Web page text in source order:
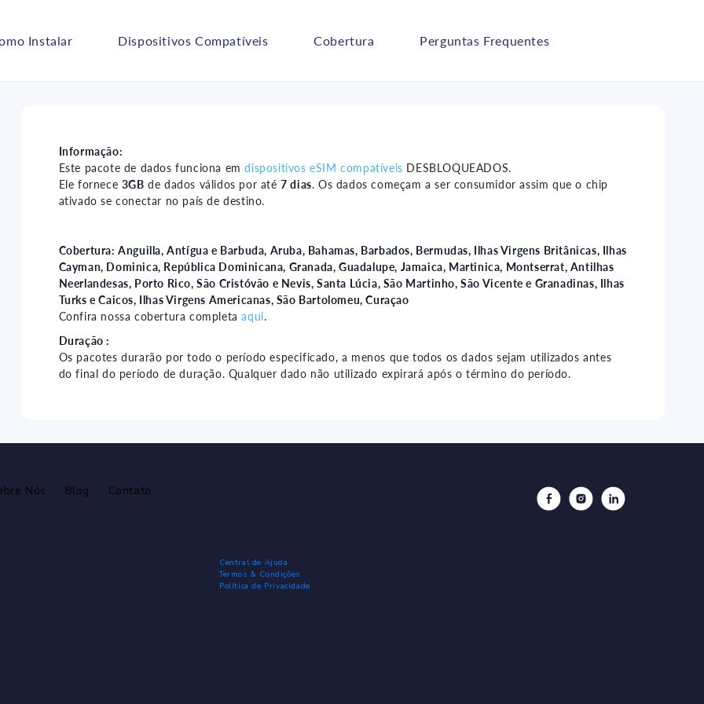
Instalar Dispositivos Compatíveis Cobertura Perguntas Frequentes
Informação:
Este pacote de dados funciona emdispositivos eSIM compatíveis DESBLOQUEADOS.
Ele fornece 3GB de dados válidos por até7 dias. Os dados começam a ser consumidor assim que o chip
ativado se conectar no país de destino.
Cobertura:Anguilla, Antígua e Barbuda, Aruba, Bahamas, Barbados, Bermudas, Ilhas Virgens Britânicas, Ilhas
Cayman, Dominica, República Dominicana, Granada, Guadalupe, Jamaica, Martinica, Montserrat, Antilhas
Neerlandesas, Porto Rico, São Cristóvão e Nevis, Santa Lúcia, São Martinho, São Vicente e Granadinas, Ilhas
Turks e Caicos, Ilhas Virgens Americanas, São Bartolomeu, Curaçao
Confira nossa cobertura completaaqui.
Duração :
Os pacotes durarão por todo o período especificado, a menos que todos os dados sejam utilizados antes
do final do período de duração. Qualquer dado não utilizado expirará após o término do período.
Nós Blog Contato
Central de Ajuda
Termos & Condições
Política de Privacidade
FacebookInstagram